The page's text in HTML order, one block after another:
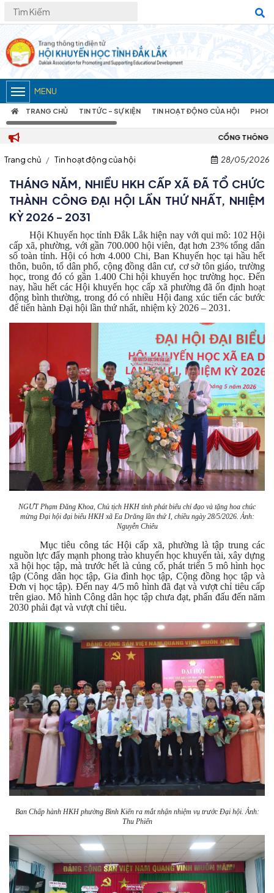
MENU
TRANG CHỦ TIN TỨC – SỰ KIỆN TIN HOẠT ĐỘNG CỦA HỘI
CỔNG THÔNG TIN ĐIỆN TỬ HỘI KHUYẾN
Trang chủ Tin hoạt động của hội 28/05/2026
THÁNG NĂM, NHIỀU HKH CẤP XÃ ĐÃ TỔ CHỨC
THÀNH CÔNG ĐẠI HỘI LẦN THỨ NHẤT, NHIỆM
KỲ 2026 - 2031
Hội Khuyến học tỉnh Đắk Lắk hiện nay với qui mô: 102 Hội
cấp xã, phường, với gần 700.000 hội viên, đạt hơn 23% tổng dân
số toàn tỉnh. Hội có hơn 4.000 Chi, Ban Khuyến học tại hầu hết
thôn, buôn, tổ dân phố, cộng đồng dân cư, cơ sở tôn giáo, trường
học, trong đó có gần 1.400 Chi hội khuyến học trường học. Đến
nay, hầu hết các Hội khuyến học cấp xã phường đã ổn định hoạt
động bình thường, trong đó có nhiều Hội đang xúc tiến các bước
để tiến hành Đại hội lần thứ nhất, nhiệm kỳ 2026 – 2031.
NGƯT Phạm Đăng Khoa, Chủ tịch HKH tỉnh phát biểu chỉ đạo và tặng hoa chúc
mừng Đại hội đại biểu HKH xã Ea Drăng lần thứ I, chiều ngày 28/5/2026. Ảnh:
Nguyễn Chiêu
Mục tiêu công tác Hội cấp xã, phường là tập trung các
nguồn lực đẩy mạnh phong trào khuyến học khuyến tài, xây dựng
xã hội học tập, mà trước hết là củng cố, phát triển 5 mô hình học
tập (Công dân học tập, Gia đình học tập, Cộng đồng học tập và
Đơn vị học tập). Đến nay 4/5 mô hình đã đạt và vượt chỉ tiêu cấp
trên giao. Mô hình Công dân học tập chưa đạt, phấn đấu đến năm
2030 phải đạt và vượt chỉ tiêu.
Ban Chấp hành HKH phường Bình Kiến ra mắt nhận nhiệm vụ trước Đại hội. Ảnh:
Thu Phiển